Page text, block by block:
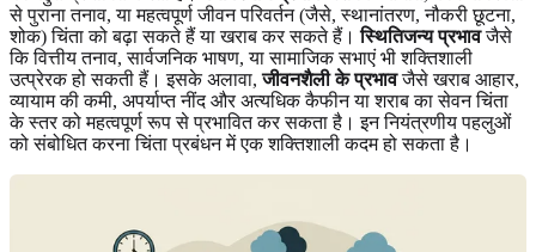
से पुराना तनाव, या महत्वपूर्ण जीवन परिवर्तन (जैसे, स्थानांतरण, नौकरी छूटना,
शोक) चिंता को बढ़ा सकते हैं या खराब कर सकते हैं।स्थितिजन्य प्रभावजैसे
कि वित्तीय तनाव, सार्वजनिक भाषण, या सामाजिक सभाएं भी शक्तिशाली
उत्प्रेरक हो सकती हैं। इसके अलावा,जीवनशैली के प्रभावजैसे खराब आहार,
व्यायाम की कमी, अपर्याप्त नींद और अत्यधिक कैफीन या शराब का सेवन चिंता
के स्तर को महत्वपूर्ण रूप से प्रभावित कर सकता है। इन नियंत्रणीय पहलुओं
को संबोधित करना चिंता प्रबंधन में एक शक्तिशाली कदम हो सकता है।